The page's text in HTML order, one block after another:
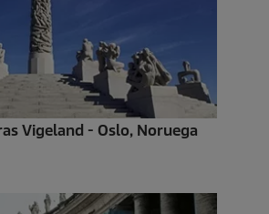
Vigeland - Oslo, Noruega